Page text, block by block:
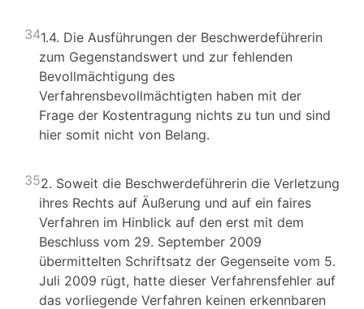
341.4. Die Ausführungen der Beschwerdeführerin
zum Gegenstandswert und zur fehlenden
Bevollmächtigung des
Verfahrensbevollmächtigten haben mit der
Frage der Kostentragung nichts zu tun und sind
hier somit nicht von Belang.
352. Soweit die Beschwerdeführerin die Verletzung
ihres Rechts auf Äußerung und auf ein faires
Verfahren im Hinblick auf den erst mit dem
Beschluss vom 29. September 2009
übermittelten Schriftsatz der Gegenseite vom 5.
Juli 2009 rügt, hatte dieser Verfahrensfehler auf
das vorliegende Verfahren keinen erkennbaren